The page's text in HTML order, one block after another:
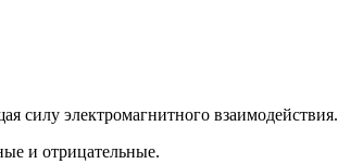
силу электромагнитного взаимодействия.
и отрицательные.